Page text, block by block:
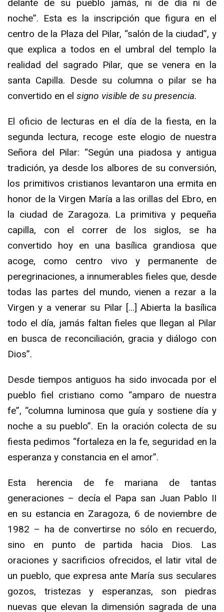
delante de su pueblo jamás, ni de día ni de
noche”. Esta es la inscripción que figura en el
centro de la Plaza del Pilar, “salón de la ciudad”, y
que explica a todos en el umbral del templo la
realidad del sagrado Pilar, que se venera en la
santa Capilla. Desde su columna o pilar se ha
convertido en el signo visible de su presencia.
El oficio de lecturas en el día de la fiesta, en la
segunda lectura, recoge este elogio de nuestra
Señora del Pilar: “Según una piadosa y antigua
tradición, ya desde los albores de su conversión,
los primitivos cristianos levantaron una ermita en
honor de la Virgen María a las orillas del Ebro, en
la ciudad de Zaragoza. La primitiva y pequeña
capilla, con el correr de los siglos, se ha
convertido hoy en una basílica grandiosa que
acoge, como centro vivo y permanente de
peregrinaciones, a innumerables fieles que, desde
todas las partes del mundo, vienen a rezar a la
Virgen y a venerar su Pilar […] Abierta la basílica
todo el día, jamás faltan fieles que llegan al Pilar
en busca de reconciliación, gracia y diálogo con
Dios”.
Desde tiempos antiguos ha sido invocada por el
pueblo fiel cristiano como “amparo de nuestra
fe”, “columna luminosa que guía y sostiene día y
noche a su pueblo”. En la oración colecta de su
fiesta pedimos “fortaleza en la fe, seguridad en la
esperanza y constancia en el amor”.
Esta herencia de fe mariana de tantas
generaciones – decía el Papa san Juan Pablo II
en su estancia en Zaragoza, 6 de noviembre de
1982 – ha de convertirse no sólo en recuerdo,
sino en punto de partida hacia Dios. Las
oraciones y sacrificios ofrecidos, el latir vital de
un pueblo, que expresa ante María sus seculares
gozos, tristezas y esperanzas, son piedras
nuevas que elevan la dimensión sagrada de una